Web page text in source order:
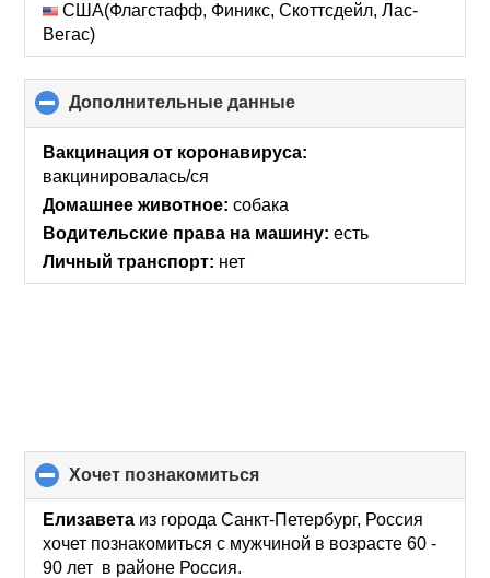
США(Флагстафф, Финикс, Скоттсдейл, Лас-
Вегас)
Дополнительные данные
to
collapse
Вакцинация от коронавируса:
вакцинировалась/ся
Домашнее животное: собака
Водительские права на машину: есть
Личный транспорт: нет
хочет познакомиться
to
collapse
contents
Елизавета из города Санкт-Петербург, Россия
хочет познакомиться с мужчиной в возрасте 60 -
90 лет в районе Россия.